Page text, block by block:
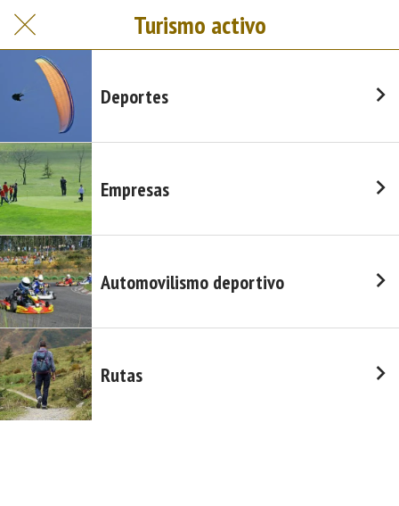
Turismo activo
Deportes
Empresas
Automovilismo deportivo
Rutas